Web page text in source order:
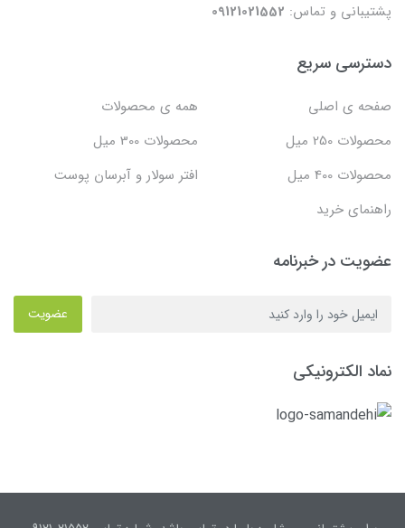
پشتیبانی و تماس: 09121021552
دسترسی سریع
صفحه ی اصلی
همه ی محصولات
محصولات 250 میل
محصولات 300 میل
محصولات 400 میل
افتر سولار و آبرسان پوست
راهنمای خرید
عضویت در خبرنامه
عضویت
نماد الکترونیکی